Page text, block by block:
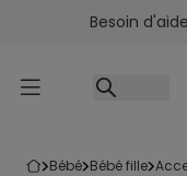
Accéder au contenu
Besoin
bébé bébé fille